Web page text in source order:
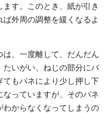
す。このとき、紙が引き
外周の調整を緩くなるよ
、一度離して、だんだん
いがい、ねじの部分にバ
もバネにより少し押し下
っていますが、そのバネ
からなくなってしまうの